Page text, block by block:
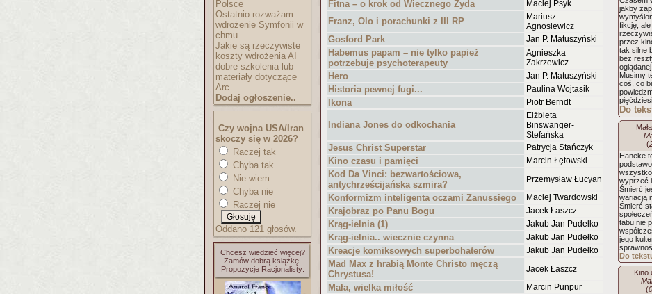
Polsce
Ostatnio rozważam
wdrożenie Symfonii w
chmu..
Jakie są rzeczywiste
koszty wdrożenia AI
dobre szkolenia lub
materiały dotyczące
Arc..
Dodaj ogłoszenie..
Czy wojna USA/Iran
skoczy się w 2026?
Raczej tak
Chyba tak
Nie wiem
Chyba nie
Raczej nie
Oddano 121 głosów.
Chcesz wiedzieć więcej?
Zamów dobrą książkę.
Propozycje Racjonalisty:
Fitna – o krok od Wiecznego Żyda Maciej Psyk
Franz, Olo i porachunki z III RP
Mariusz
Agnosiewicz
Gosford Park Jan P. Matuszyński
Habemus papam – nie tylko papież
potrzebuje psychoterapeuty
Agnieszka
Zakrzewicz
Hero Jan P. Matuszyński
Historia pewnej fugi... Paulina Wojtasik
Ikona Piotr Berndt
Indiana Jones do odkochania
Elżbieta
Binswanger-
Stefańska
Jesus Christ Superstar Patrycja Stańczyk
Kino czasu i pamięci Marcin Łętowski
Kod Da Vinci: bezwartościowa,
antychrześcijańska szmira?
Przemysław Łucyan
Konformizm inteligenta oczami Zanussiego Maciej Twardowski
Krajobraz po Panu Bogu Jacek Łaszcz
Krąg-ielnia (1) Jakub Jan Pudełko
Krąg-ielnia.. wiecznie czynna Jakub Jan Pudełko
Kreacje komiksowych superbohaterów Jakub Jan Pudełko
Mad Max z hrabią Monte Christo męczą
Chrystusa!
Jacek Łaszcz
Mała, wielka miłość Marcin Punpur
jakby
fikcję,
przez
tak silne
bez
Musimy
coś, co
Do
(
Haneke
wyprzeć i
Śmierć
wariacją
Śmierć
tabu nie
jego
Do
Kino
(